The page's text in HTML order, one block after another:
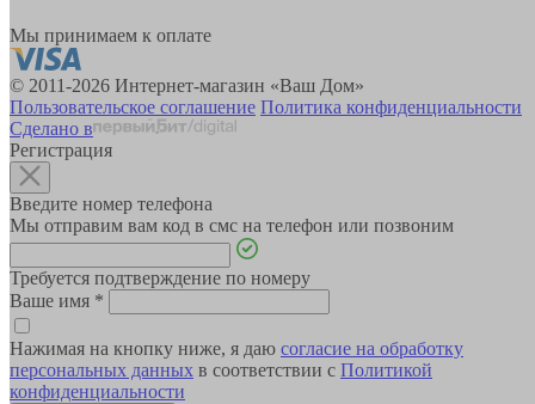
Мы принимаем к оплате
© 2011-2026 Интернет-магазин «Ваш Дом»
Пользовательское соглашение Политика конфиденциальности
Сделано в
Регистрация
Введите номер телефона
Мы отправим вам код в смс на телефон или позвоним
Требуется подтверждение по номеру
Ваше имя *
Нажимая на кнопку ниже, я даю согласие на обработку
персональных данных в соответствии с Политикой
конфиденциальности